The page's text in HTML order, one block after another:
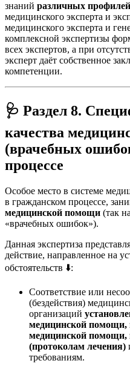
знаний различных профилей
медицинского эксперта и
медицинского эксперта и
комплексной экспертизы
всех экспертов, а при
эксперт даёт собственное
компетенции.
🩺 Раздел 8.
качества
(врачебных
процессе
Особое место в системе
в гражданском процессе,
медицинской помощи (так
«врачебных ошибок»).
Данная экспертиза
действие, направленное на
обстоятельств ⬇️:
Соответствие или
(бездействия)
организаций
медицинской помощи,
медицинской помощи,
(протоколам лечения)
требованиям.